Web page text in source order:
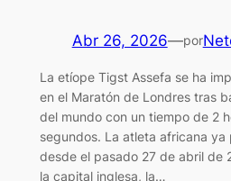
Abr 26, 2026—por
La etíope Tigst Assefa se ha
en el Maratón de Londres tras
del mundo con un tiempo de 2
segundos. La atleta africana ya
desde el pasado 27 de abril de
la capital inglesa, la…